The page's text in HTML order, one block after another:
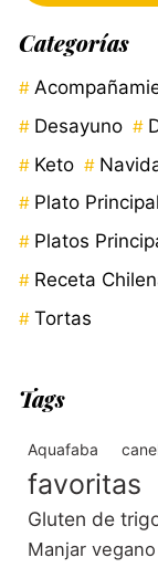
Categorías
Desayuno
Keto
Plato Principal
Platos
Receta
Tortas
Tags
Aquafaba
favoritas
Gluten de
Manjar vegano